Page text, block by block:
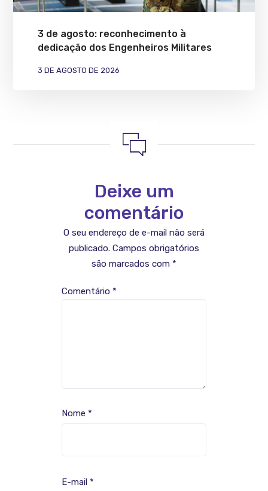
3 de agosto: reconhecimento à
dedicação dos Engenheiros Militares
3 DE AGOSTO DE 2026
Deixe um
comentário
O seu endereço de e-mail não será
publicado. Campos obrigatórios
são marcados com *
Comentário *
Nome *
E-mail *